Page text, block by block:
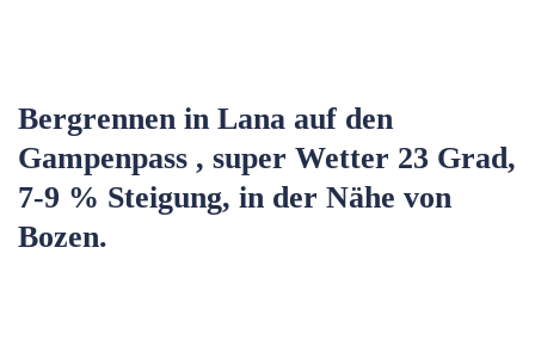
Bergrennen in Lana auf den
Gampenpass , super Wetter 23 Grad,
7-9 % Steigung, in der Nähe von
Bozen.